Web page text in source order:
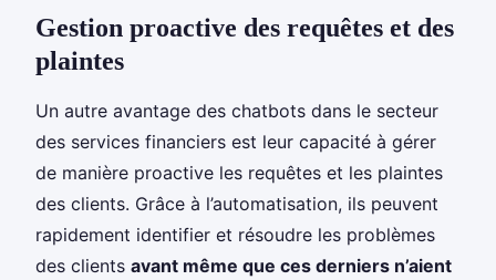
Gestion proactive des requêtes et des
plaintes
Un autre avantage des chatbots dans le secteur
des services financiers est leur capacité à gérer
de manière proactive les requêtes et les plaintes
des clients. Grâce à l’automatisation, ils peuvent
rapidement identifier et résoudre les problèmes
des clients avant même que ces derniers n’aient